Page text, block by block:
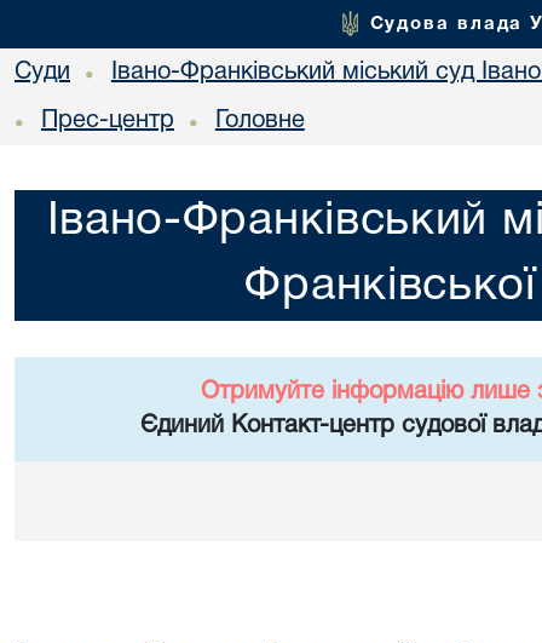
Судова влада
Суди • Івано-Франківський міський суд
• Прес-центр • Головне
Івано-Франківський
Отримуйте інформацію лише
Єдиний Контакт-центр судової